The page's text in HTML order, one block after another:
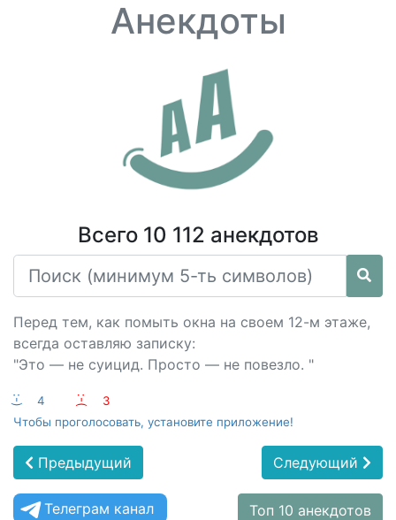
Анекдоты
Всего 10 112 анекдотов
Перед тем, как помыть окна на своем 12-м этаже,
всегда оставляю записку:
"Это — не суицид. Просто — не повезло. "
:-) 4 :-(
3
Чтобы проголосовать, установите приложение!
Предыдущий Следующий
Телеграм канал Топ 10 анекдотов